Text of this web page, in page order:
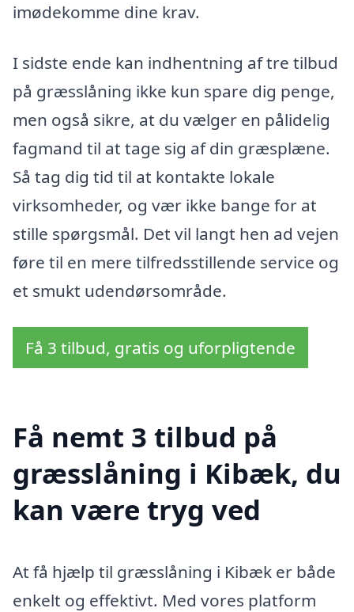
imødekomme dine krav.
I sidste ende kan indhentning af tre tilbud
på græsslåning ikke kun spare dig penge,
men også sikre, at du vælger en pålidelig
fagmand til at tage sig af din græsplæne.
Så tag dig tid til at kontakte lokale
virksomheder, og vær ikke bange for at
stille spørgsmål. Det vil langt hen ad vejen
føre til en mere tilfredsstillende service og
et smukt udendørsområde.
Få 3 tilbud, gratis og uforpligtende
Få nemt 3 tilbud på
græsslåning i Kibæk, du
kan være tryg ved
At få hjælp til græsslåning i Kibæk er både
enkelt og effektivt. Med vores platform